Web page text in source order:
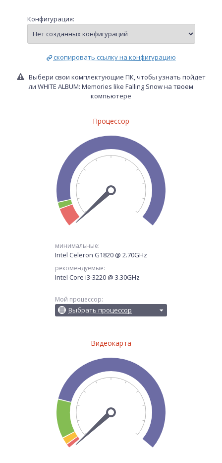
Конфигурация:
скопировать ссылку на конфигурацию
Выбери свои комплектующие ПК, чтобы узнать пойдет
ли WHITE ALBUM: Memories like Falling Snow на твоем
компьютере
Процессор
минимальные:
Intel Celeron G1820 @ 2.70GHz
рекомендуемые:
Intel Core i3-3220 @ 3.30GHz
Мой процессор:
Выбрать процессор
Видеокарта